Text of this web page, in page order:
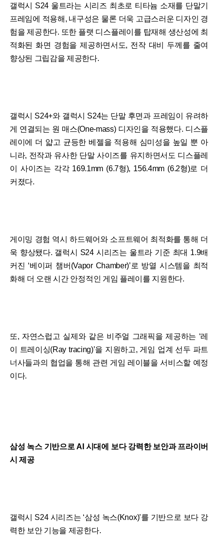
갤럭시 S24 울트라는 시리즈 최초로 티타늄 소재를 단말기
프레임에 적용해, 내구성은 물론 더욱 고급스러운 디자인 경
험을 제공한다. 또한 플랫 디스플레이를 탑재해 생산성에 최
적화된 화면 경험을 제공하면서도, 전작 대비 두께를 줄여
향상된 그립감을 제공한다.
갤럭시 S24+와 갤럭시 S24는 단말 후면과 프레임이 유려하
게 연결되는 원 매스(One-mass) 디자인을 적용했다. 디스플
레이에 더 얇고 균등한 베젤을 적용해 심미성을 높일 뿐 아
니라, 전작과 유사한 단말 사이즈를 유지하면서도 디스플레
이 사이즈는 각각 169.1mm (6.7형), 156.4mm (6.2형)로 더
커졌다.
게이밍 경험 역시 하드웨어와 소프트웨어 최적화를 통해 더
욱 향상됐다. 갤럭시 S24 시리즈는 울트라 기준 최대 1.9배
커진 ‘베이퍼 챔버(Vapor Chamber)’로 방열 시스템을 최적
화해 더 오랜 시간 안정적인 게임 플레이를 지원한다.
또, 자연스럽고 실제와 같은 비주얼 그래픽을 제공하는 ‘레
이 트레이싱(Ray tracing)’을 지원하고, 게임 업계 선두 파트
너사들과의 협업을 통해 관련 게임 레이블을 서비스할 예정
이다.
삼성 녹스 기반으로 AI 시대에 보다 강력한 보안과 프라이버
시 제공
갤럭시 S24 시리즈는 ‘삼성 녹스(Knox)’를 기반으로 보다 강
력한 보안 기능을 제공한다.